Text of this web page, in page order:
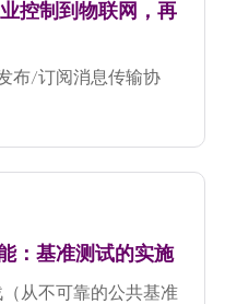
控制到物联网，再
布/订阅消息传输协
：基准测试的实施
从不可靠的公共基准